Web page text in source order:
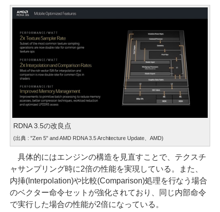
RDNA 3.5の改良点
(出典 : "Zen 5" and AMD RDNA 3.5 Architecture Update、AMD)
具体的にはエンジンの構造を見直すことで、テクスチ
ャサンプリング時に2倍の性能を実現している。また、
内挿(Interpolation)や比較(Comparison)処理を行なう場合
のベクター命令セットが強化されており、同じ内部命令
で実行した場合の性能が2倍になっている。